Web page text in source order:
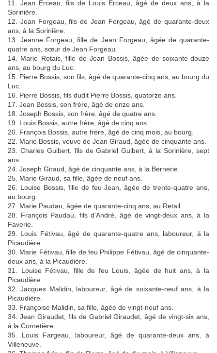
11. Jean Erceau, fils de Louis Erceau, âgé de deux ans, à la
Sorinière.
12. Jean Forgeau, fils de Jean Forgeau, âgé de quarante-deux
ans, à la Sorinière.
13. Jeanne Forgeau, fille de Jean Forgeau, âgée de quarante-
quatre ans, sœur de Jean Forgeau.
14. Marie Rotais, fille de Jean Bossis, âgée de soixante-douze
ans, au bourg du Luc.
15. Pierre Bossis, son fils, âgé de quarante-cinq ans, au bourg du
Luc.
16. Pierre Bossis, fils dudit Pierre Bossis, quatorze ans.
17. Jean Bossis, son frère, âgé de onze ans.
18. Joseph Bossis, son frère, âgé de quatre ans.
19. Louis Bossis, autre frère, âgé de cinq ans.
20. François Bossis, autre frère, âgé de cinq mois, au bourg.
22. Marie Bossis, veuve de Jean Giraud, âgée de cinquante ans.
23. Charles Guibert, fils de Gabriel Guibert, à la Sorinière, sept
ans.
24. Joseph Giraud, âgé de cinquante ans, à la Bernerie.
25. Marie Giraud, sa fille, âgée de neuf ans.
26. Louise Bossis, fille de feu Jean, âgée de trente-quatre ans,
au bourg.
27. Marie Paudau, âgée de quarante-cinq ans, au Retail.
28. François Paudau, fils d'André, âgé de vingt-deux ans, à la
Faverie.
29. Louis Fétivau, âgé de quarante-quatre ans, laboureur, à la
Picaudière.
30. Marie Fétivau, fille de feu Philippe Fétivau, âgé de cinquante-
deux ans, à la Picaudière.
31. Louise Fétivau, fille de feu Louis, âgée de huit ans, à la
Picaudière.
32. Jacques Malidin, laboureur, âgé de soixante-neuf ans, à la
Picaudière.
33. Françoise Malidin, sa fille, âgée de vingt-neuf ans.
34. Jean Giraudet, fils de Gabriel Giraudet, âgé de vingt-six ans,
à la Cornetière.
35. Louis Fargeau, laboureur, âgé de quarante-deux ans, à
Villeneuve.